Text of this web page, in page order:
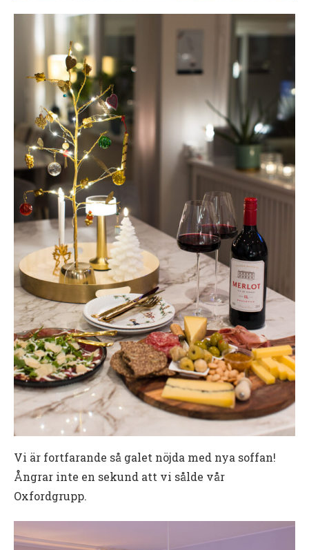
Vi är fortfarande så galet nöjda med nya soffan!
Ångrar inte en sekund att vi sålde vår
Oxfordgrupp.